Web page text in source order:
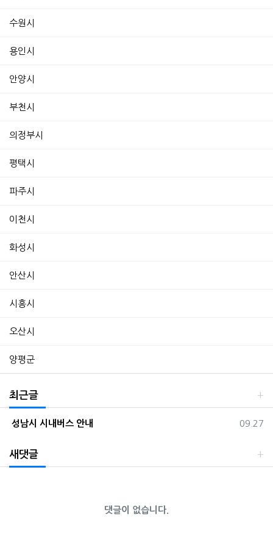
수원시
용인시
안양시
부천시
의정부시
평택시
파주시
이천시
화성시
안산시
시흥시
오산시
양평군
최근글
등록일
09.27
성남시 시내버스 안내
새댓글
댓글이 없습니다.